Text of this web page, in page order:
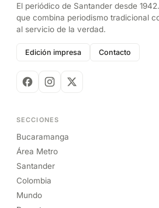
El periódico de Santander desde
que combina periodismo tradicional
al servicio de la verdad.
Edición impresa Contacto
SECCIONES
Bucaramanga
Área Metro
Santander
Colombia
Mundo